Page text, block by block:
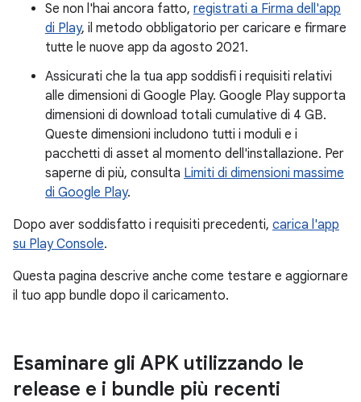
Se non l'hai ancora fatto, registrati a Firma dell'app
di Play, il metodo obbligatorio per caricare e firmare
tutte le nuove app da agosto 2021.
Assicurati che la tua app soddisfi i requisiti relativi
alle dimensioni di Google Play. Google Play supporta
dimensioni di download totali cumulative di 4 GB.
Queste dimensioni includono tutti i moduli e i
pacchetti di asset al momento dell'installazione. Per
saperne di più, consulta Limiti di dimensioni massime
di Google Play.
Dopo aver soddisfatto i requisiti precedenti, carica l'app
su Play Console.
Questa pagina descrive anche come testare e aggiornare
il tuo app bundle dopo il caricamento.
Esaminare gli APK utilizzando le
release e i bundle più recenti